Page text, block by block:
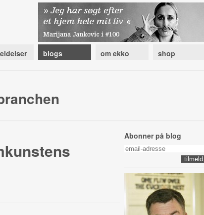
blogs om ekko shop
Abonner på blog